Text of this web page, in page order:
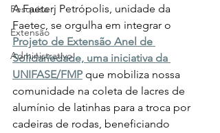
Pesquisa
Extensão
Administrativo
A Faeterj Petrópolis, unidade da
Faetec, se orgulha em integrar o
Projeto de Extensão Anel de
Solidariedade, uma iniciativa da
UNIFASE/FMP que mobiliza nossa
comunidade na coleta de lacres de
alumínio de latinhas para a troca por
cadeiras de rodas, beneficiando